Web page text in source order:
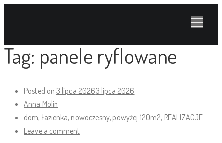
Tag: panele ryflowane
Posted on 3 lipca 20263 lipca 2026
Anna Molin
dom, łazienka, nowoczesny, powyżej 120m2, REALIZACJE
Leave a comment